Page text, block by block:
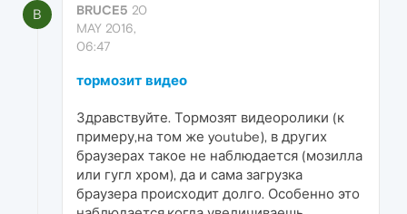
B BRUCE5 20
MAY 2016,
06:47
тормозит видео
Здравствуйте. Тормозят видеоролики (к
примеру,на том же youtube), в других
браузерах такое не наблюдается (мозилла
или гугл хром), да и сама загрузка
браузера происходит долго. Особенно это